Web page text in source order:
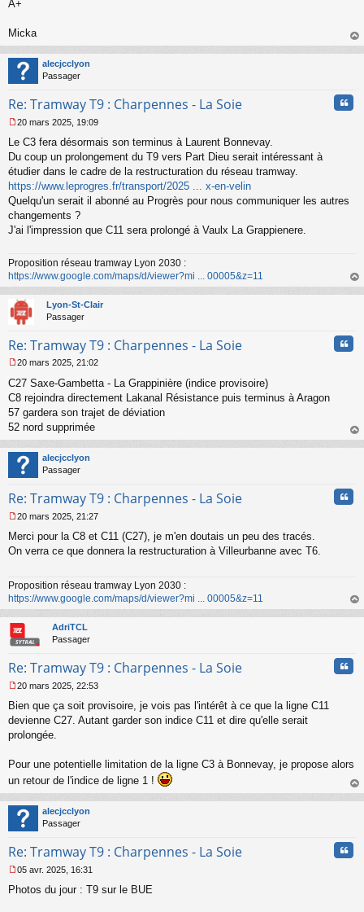
n
n
u
A+
Micka
au
alecjcclyon
Passager
Re: Tramway T9 : Charpennes - La Soie
e
s
s
g
e
n
o
u
20 mars 2025, 19:09
Le C3 fera désormais son terminus à Laurent Bonnevay.
Du coup un prolongement du T9 vers Part Dieu serait intéressant à
étudier dans le cadre de la restructuration du réseau tramway.
https://www.leprogres.fr/transport/2025 ... x-en-velin
Quelqu'un serait il abonné au Progrès pour nous communiquer les autres
changements ?
J'ai l'impression que C11 sera prolongé à Vaulx La Grappienere.
Proposition réseau tramway Lyon 2030 :
https://www.google.com/maps/d/viewer?mi ... 00005&z=11
au
Lyon-St-Clair
Passager
Re: Tramway T9 : Charpennes - La Soie
e
s
s
a
g
n
o
l
u
20 mars 2025, 21:02
C27 Saxe-Gambetta - La Grappinière (indice provisoire)
C8 rejoindra directement Lakanal Résistance puis terminus à Aragon
57 gardera son trajet de déviation
52 nord supprimée
au
alecjcclyon
Passager
Re: Tramway T9 : Charpennes - La Soie
e
s
g
e
n
o
n
l
20 mars 2025, 21:27
Merci pour la C8 et C11 (C27), je m'en doutais un peu des tracés.
On verra ce que donnera la restructuration à Villeurbanne avec T6.
Proposition réseau tramway Lyon 2030 :
https://www.google.com/maps/d/viewer?mi ... 00005&z=11
au
AdriTCL
Passager
Re: Tramway T9 : Charpennes - La Soie
e
s
s
e
n
o
n
l
u
20 mars 2025, 22:53
Bien que ça soit provisoire, je vois pas l'intérêt à ce que la ligne C11
devienne C27. Autant garder son indice C11 et dire qu'elle serait
prolongée.
Pour une potentielle limitation de la ligne C3 à Bonnevay, je propose alors
un retour de l'indice de ligne 1 !
au
alecjcclyon
Passager
Re: Tramway T9 : Charpennes - La Soie
e
05 avr. 2025, 16:31
Photos du jour : T9 sur le BUE